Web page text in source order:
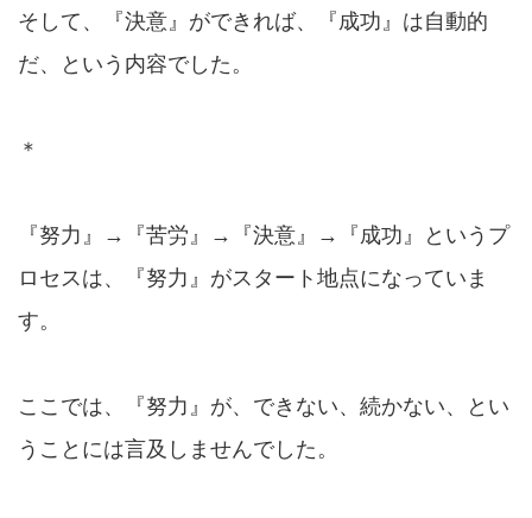
そして、『決意』ができれば、『成功』は自動的
だ、という内容でした。
＊
『努力』→『苦労』→『決意』→『成功』というプ
ロセスは、『努力』がスタート地点になっていま
す。
ここでは、『努力』が、できない、続かない、とい
うことには言及しませんでした。